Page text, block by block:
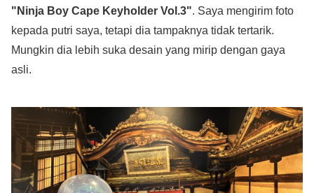
"Ninja Boy Cape Keyholder Vol.3". Saya mengirim foto
kepada putri saya, tetapi dia tampaknya tidak tertarik.
Mungkin dia lebih suka desain yang mirip dengan gaya
asli.